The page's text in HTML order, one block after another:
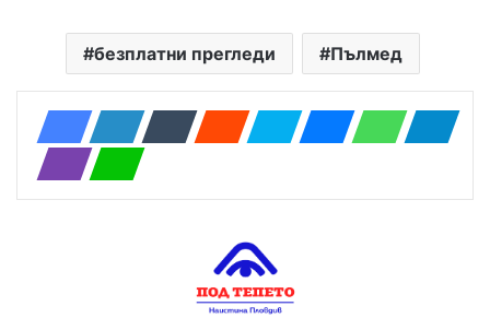
безплатни прегледи Пълмед